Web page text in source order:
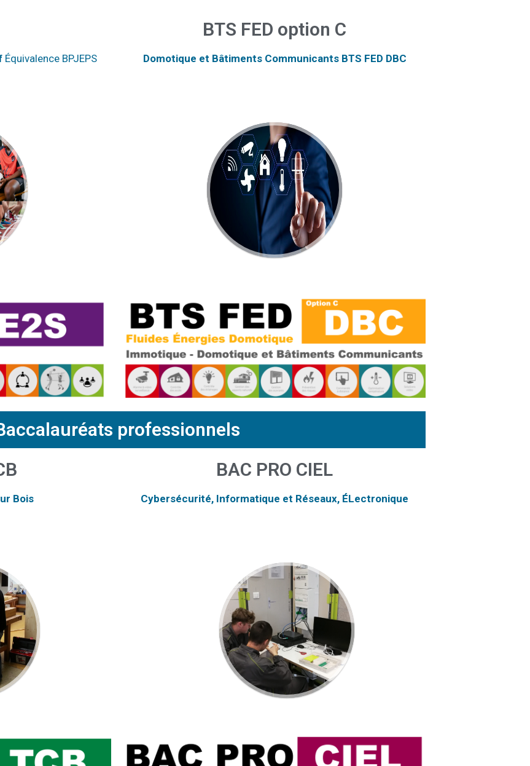
Équivalence BPJEPS
BTS FED option C
Domotique et Bâtiments Communicants BTS FED DBC
professionnels
Bois
BAC PRO CIEL
Cybersécurité, Informatique et Réseaux, ÉLectronique